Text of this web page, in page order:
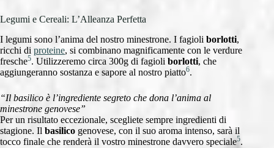
Legumi e Cereali: L’Alleanza Perfetta
I legumi sono l’anima del nostro minestrone. I fagioli borlotti,
ricchi di proteine, si combinano magnificamente con le verdure
fresche5. Utilizzeremo circa 300g di fagioli borlotti, che
aggiungeranno sostanza e sapore al nostro piatto6.
“Il basilico è l’ingrediente segreto che dona l’anima al
minestrone genovese”
Per un risultato eccezionale, scegliete sempre ingredienti di
stagione. Il basilico genovese, con il suo aroma intenso, sarà il
tocco finale che renderà il vostro minestrone davvero speciale5.